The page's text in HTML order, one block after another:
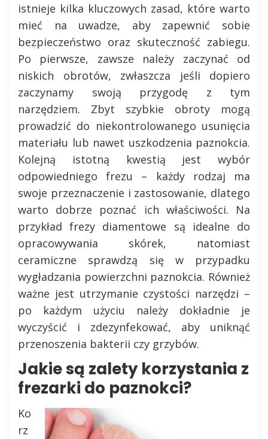
istnieje kilka kluczowych zasad, które warto
mieć na uwadze, aby zapewnić sobie
bezpieczeństwo oraz skuteczność zabiegu.
Po pierwsze, zawsze należy zaczynać od
niskich obrotów, zwłaszcza jeśli dopiero
zaczynamy swoją przygodę z tym
narzędziem. Zbyt szybkie obroty mogą
prowadzić do niekontrolowanego usunięcia
materiału lub nawet uszkodzenia paznokcia.
Kolejną istotną kwestią jest wybór
odpowiedniego frezu – każdy rodzaj ma
swoje przeznaczenie i zastosowanie, dlatego
warto dobrze poznać ich właściwości. Na
przykład frezy diamentowe są idealne do
opracowywania skórek, natomiast
ceramiczne sprawdzą się w przypadku
wygładzania powierzchni paznokcia. Również
ważne jest utrzymanie czystości narzędzi –
po każdym użyciu należy dokładnie je
wyczyścić i zdezynfekować, aby uniknąć
przenoszenia bakterii czy grzybów.
Jakie są zalety korzystania z
frezarki do paznokci?
Ko
rz